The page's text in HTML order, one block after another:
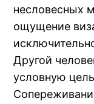
несловесных
ощущение
Другой
условную